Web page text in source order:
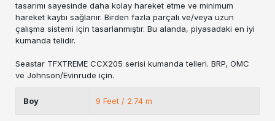
tasarımı sayesinde daha kolay hareket etme ve minimum
hareket kaybı sağlanır. Birden fazla parçalı ve/veya uzun
çalışma sistemi için tasarlanmıştır. Bu alanda, piyasadaki en iyi
kumanda telidir.
Seastar TFXTREME CCX205 serisi kumanda telleri. BRP, OMC
ve Johnson/Evinrude için.
Boy 9 Feet / 2.74 m